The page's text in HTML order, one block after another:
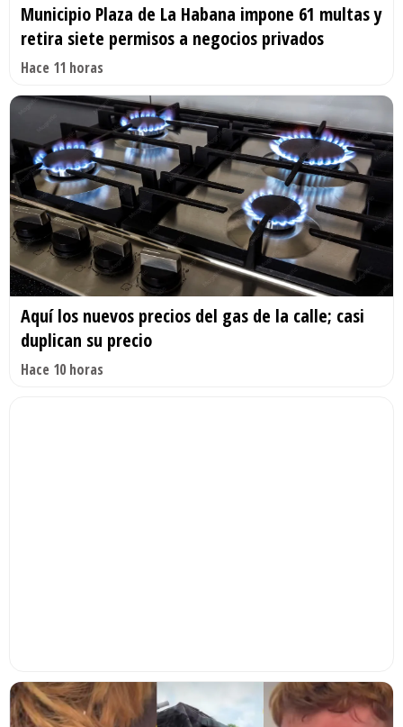
Municipio Plaza de La Habana impone 61 multas y
retira siete permisos a negocios privados
Hace 11 horas
Aquí los nuevos precios del gas de la calle; casi
duplican su precio
Hace 10 horas